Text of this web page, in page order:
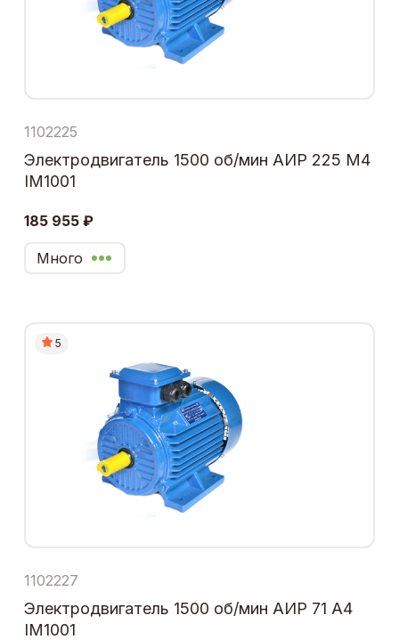
1102225
Электродвигатель 1500 об/мин АИР 225 М4
IM1001
185 955 ₽
Много
5
1102227
Электродвигатель 1500 об/мин АИР 71 А4
IM1001